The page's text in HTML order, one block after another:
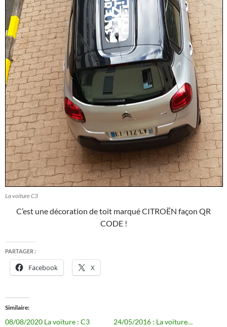
La voiture C3
C’est une décoration de toit marqué CITROËN façon QR
CODE !
PARTAGER :
Facebook X
Similaire
08/08/2020 La voiture : C3
24/05/2016 : La voiture…